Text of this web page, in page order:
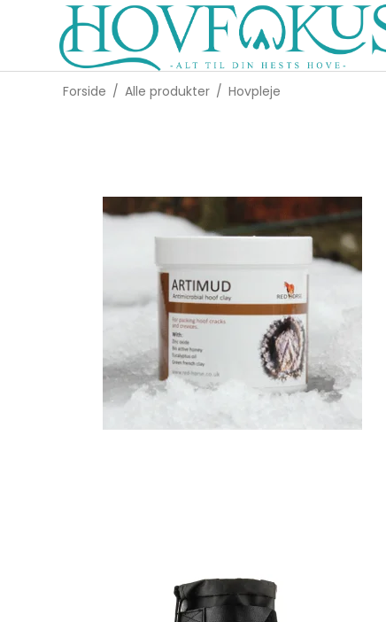
Forside / Alle produkter / Hovpleje